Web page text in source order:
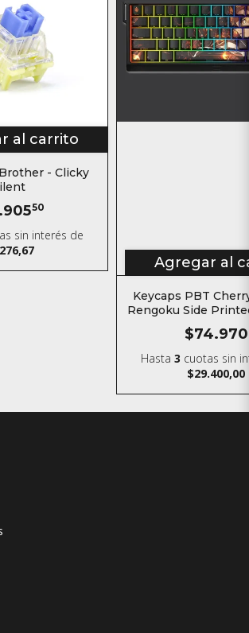
al carrito
- Clicky
50
sin interés de
Agregar al
Keycaps PBT
Rengoku Side
Kimetsu no
$74.970
Hasta3 cuotas sin
$29.400,00